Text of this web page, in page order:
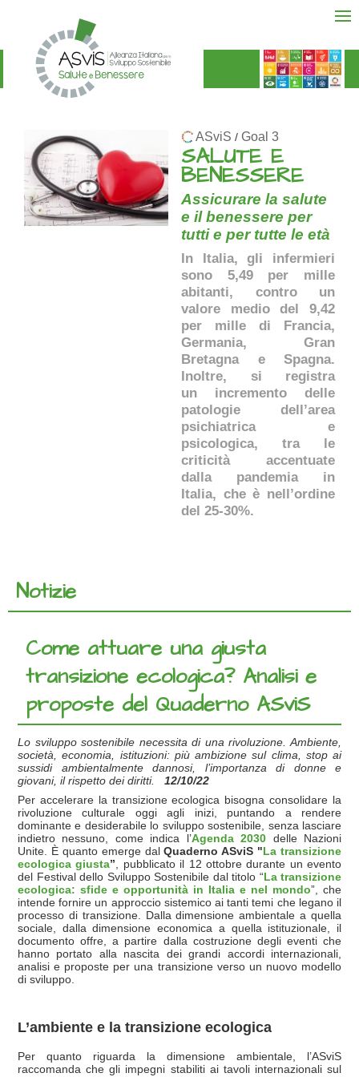
ASviS / Goal 3
SALUTE E
BENESSERE
Assicurare la salute
e il benessere per
tutti e per tutte le età
In Italia, gli infermieri
sono 5,49 per mille
abitanti, contro un
valore medio del 9,42
per mille di Francia,
Germania, Gran
Bretagna e Spagna.
Inoltre, si registra
un incremento delle
patologie dell’area
psichiatrica e
psicologica, tra le
criticità accentuate
dalla pandemia in
Italia, che è nell’ordine
del 25-30%.
Notizie
Come attuare una giusta
transizione ecologica? Analisi e
proposte del Quaderno ASviS
Lo sviluppo sostenibile necessita di una rivoluzione. Ambiente,
società, economia, istituzioni: più ambizione sul clima, stop ai
sussidi ambientalmente dannosi, l’importanza di donne e
giovani, il rispetto dei diritti. 12/10/22
Per accelerare la transizione ecologica bisogna consolidare la
rivoluzione culturale oggi agli inizi, puntando a rendere
dominante e desiderabile lo sviluppo sostenibile, senza lasciare
indietro nessuno, come indica l’Agenda 2030 delle Nazioni
Unite. È quanto emerge dalQuaderno ASviS "La transizione
ecologica giusta” , pubblicato il 12 ottobre durante un evento
del Festival dello Sviluppo Sostenibile dal titolo “La transizione
ecologica: sfide e opportunità in Italia e nel mondo”, che
intende fornire un approccio sistemico ai tanti temi che legano il
processo di transizione. Dalla dimensione ambientale a quella
sociale, dalla dimensione economica a quella istituzionale, il
documento offre, a partire dalla costruzione degli eventi che
hanno portato alla nascita dei grandi accordi internazionali,
analisi e proposte per una transizione verso un nuovo modello
di sviluppo.
L’ambiente e la transizione ecologica
Per quanto riguarda la dimensione ambientale, l’ASviS
raccomanda che gli impegni stabiliti ai tavoli internazionali sul